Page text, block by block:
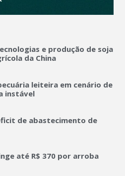
e produção de soja
da China
leiteira em cenário de
instável
de abastecimento de
até R$ 370 por arroba